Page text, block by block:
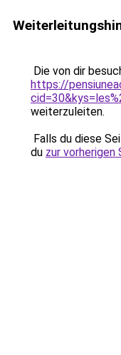
Die von dir
https://
weiterzuleiten.
Falls du diese
du zur vorherigen